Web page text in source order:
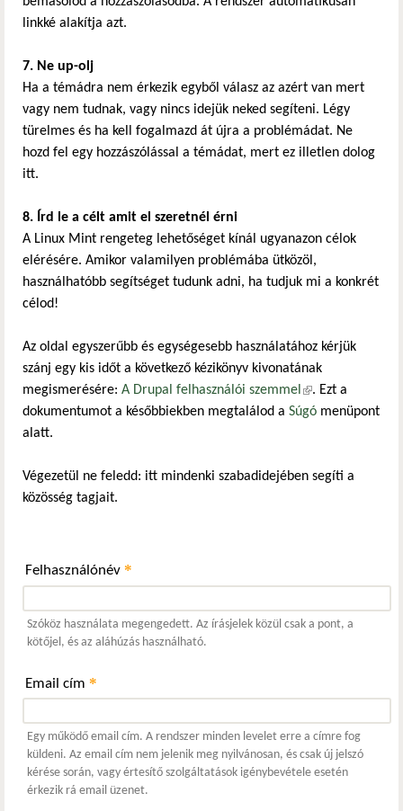
linkké alakítja azt.
7. Ne up-olj
Ha a témádra nem érkezik egyből válasz az azért van mert
vagy nem tudnak, vagy nincs idejük neked segíteni. Légy
türelmes és ha kell fogalmazd át újra a problémádat. Ne
hozd fel egy hozzászólással a témádat, mert ez illetlen dolog
itt.
8. Írd le a célt amit el szeretnél érni
A Linux Mint rengeteg lehetőséget kínál ugyanazon célok
elérésére. Amikor valamilyen problémába ütközöl,
használhatóbb segítséget tudunk adni, ha tudjuk mi a konkrét
célod!
Az oldal egyszerűbb és egységesebb használatához kérjük
szánj egy kis időt a következő kézikönyv kivonatának
megismerésére: A Drupal felhasználói szemmel (külső hivatkozás)
. Ezt a
dokumentumot a későbbiekben megtalálod a Súgó menüpont
alatt.
Végezetül ne feledd: itt mindenki szabadidejében segíti a
közösség tagjait.
Felhasználónév *
Szóköz használata megengedett. Az írásjelek közül csak a pont, a
kötőjel, és az aláhúzás használható.
Email cím *
Egy működő email cím. A rendszer minden levelet erre a címre fog
küldeni. Az email cím nem jelenik meg nyilvánosan, és csak új jelszó
kérése során, vagy értesítő szolgáltatások igénybevétele esetén
érkezik rá email üzenet.